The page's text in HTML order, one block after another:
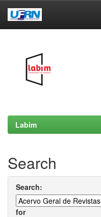
Labim
Search
Search:
for